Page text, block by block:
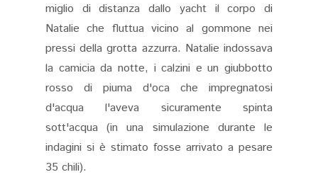
miglio di distanza dallo yacht il corpo di
Natalie che fluttua vicino al gommone nei
pressi della grotta azzurra. Natalie indossava
la camicia da notte, i calzini e un giubbotto
rosso di piuma d'oca che impregnatosi
d'acqua l'aveva sicuramente spinta
sott'acqua (in una simulazione durante le
indagini si è stimato fosse arrivato a pesare
35 chili).